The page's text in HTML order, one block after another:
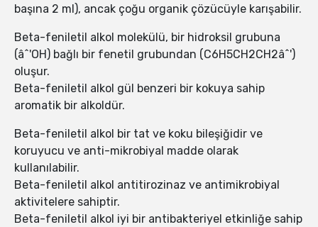
başına 2 ml), ancak çoğu organik çözücüyle karışabilir.
Beta-feniletil alkol molekülü, bir hidroksil grubuna
(âˆ'OH) bağlı bir fenetil grubundan (C6H5CH2CH2âˆ')
oluşur.
Beta-feniletil alkol gül benzeri bir kokuya sahip
aromatik bir alkoldür.
Beta-feniletil alkol bir tat ve koku bileşiğidir ve
koruyucu ve anti-mikrobiyal madde olarak
kullanılabilir.
Beta-feniletil alkol antitirozinaz ve antimikrobiyal
aktivitelere sahiptir.
Beta-feniletil alkol iyi bir antibakteriyel etkinliğe sahip